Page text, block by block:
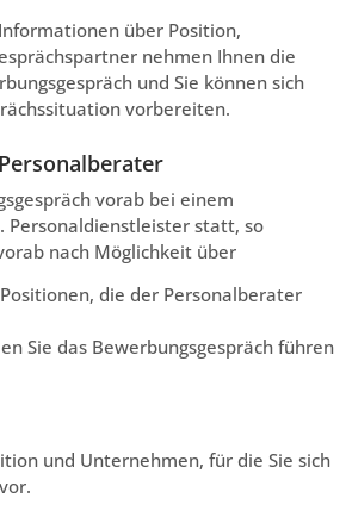
über Position,
nehmen Ihnen die
und Sie können sich
vorbereiten.
vorab bei einem
Personaldienstleister statt, so
nach Möglichkeit über
die der Personalberater
Sie das Bewerbungsgespräch führen
und Unternehmen, für die Sie sich